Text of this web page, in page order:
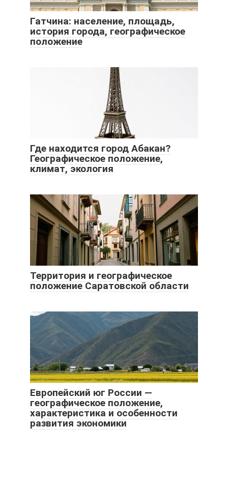
Гатчина: население, площадь,
история города, географическое
положение
Где находится город Абакан?
Географическое положение,
климат, экология
Территория и географическое
положение Саратовской области
Европейский юг России —
географическое положение,
характеристика и особенности
развития экономики